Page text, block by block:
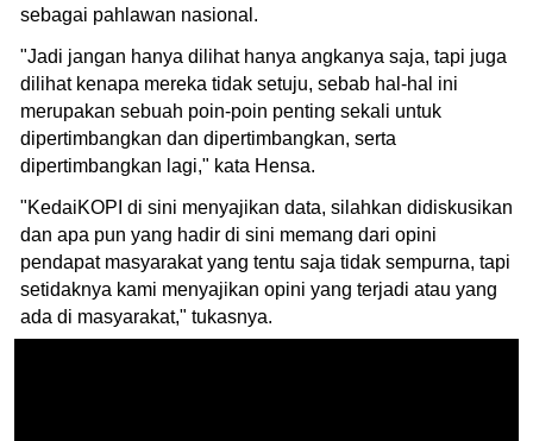
sebagai pahlawan nasional.
"Jadi jangan hanya dilihat hanya angkanya saja, tapi juga
dilihat kenapa mereka tidak setuju, sebab hal-hal ini
merupakan sebuah poin-poin penting sekali untuk
dipertimbangkan dan dipertimbangkan, serta
dipertimbangkan lagi," kata Hensa.
"KedaiKOPI di sini menyajikan data, silahkan didiskusikan
dan apa pun yang hadir di sini memang dari opini
pendapat masyarakat yang tentu saja tidak sempurna, tapi
setidaknya kami menyajikan opini yang terjadi atau yang
ada di masyarakat," tukasnya.